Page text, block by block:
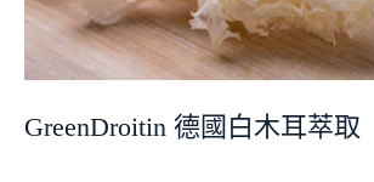
GreenDroitin 德國白木耳萃取